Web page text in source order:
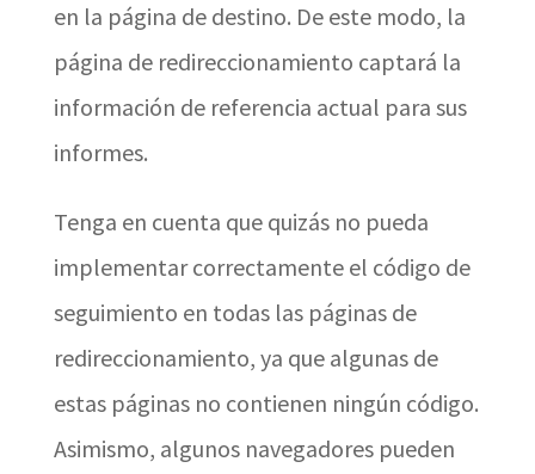
en la página de destino. De este modo, la
página de redireccionamiento captará la
información de referencia actual para sus
informes.
Tenga en cuenta que quizás no pueda
implementar correctamente el código de
seguimiento en todas las páginas de
redireccionamiento, ya que algunas de
estas páginas no contienen ningún código.
Asimismo, algunos navegadores pueden